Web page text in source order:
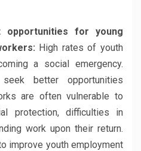
opportunities for young
High rates of youth
a social emergency.
better opportunities
are often vulnerable to
protection, difficulties in
work upon their return.
improve youth employment